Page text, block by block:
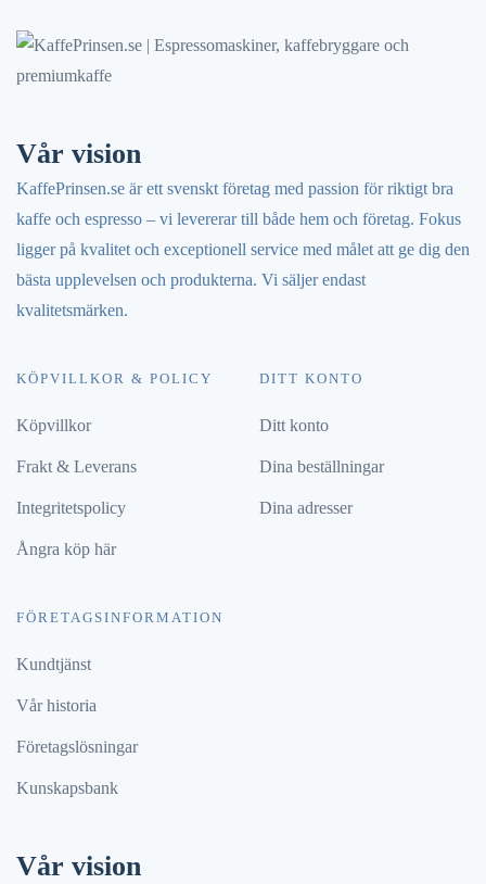
Vår vision
KaffePrinsen.se är ett svenskt företag med passion för riktigt bra
kaffe och espresso – vi levererar till både hem och företag. Fokus
ligger på kvalitet och exceptionell service med målet att ge dig den
bästa upplevelsen och produkterna. Vi säljer endast
kvalitetsmärken.
KÖPVILLKOR & POLICY
Köpvillkor
Frakt & Leverans
Integritetspolicy
Ångra köp här
DITT KONTO
Ditt konto
Dina beställningar
Dina adresser
FÖRETAGSINFORMATION
Kundtjänst
Vår historia
Företagslösningar
Kunskapsbank
Vår vision